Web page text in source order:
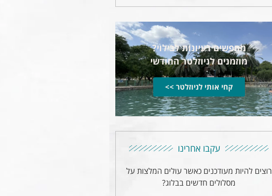
מחפשים רעיונות לבילוי?
מוזמנים לניוזלטר החודשי
קחי אותי לניוזלטר >>
עקבו אחרינו
רוצים להיות מעודכנים כאשר עולים המלצות על
מסלולים חדשים בבלוג?